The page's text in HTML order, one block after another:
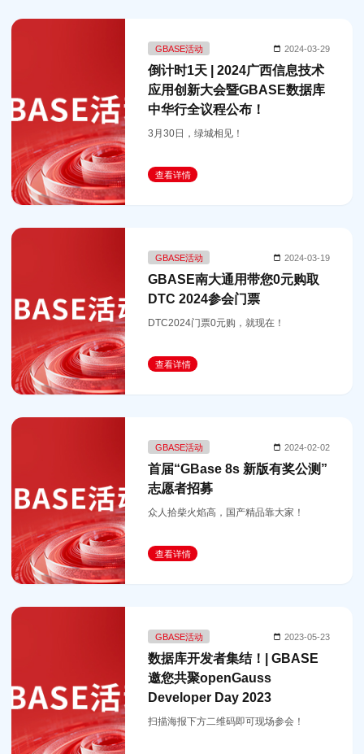
GBASE活动 2024-03-29
倒计时1天 | 2024广西信息技术
应用创新大会暨GBASE数据库
中华行全议程公布！
3月30日，绿城相见！
查看详情
GBASE活动 2024-03-19
GBASE南大通用带您0元购取
DTC 2024参会门票
DTC2024门票0元购，就现在！
查看详情
GBASE活动 2024-02-02
首届“GBase 8s 新版有奖公测”
志愿者招募
众人拾柴火焰高，国产精品靠大家！
查看详情
GBASE活动 2023-05-23
数据库开发者集结！| GBASE
邀您共聚openGauss
Developer Day 2023
扫描海报下方二维码即可现场参会！